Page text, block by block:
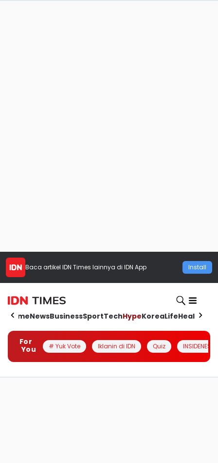
Baca artikel IDN Times lainnya di IDN App Install
HomeNewsBusinessSportTechHypeKoreaLifeHealth
For
You
# Yuk Vote Iklanin di IDN Quiz INSIDENESIA